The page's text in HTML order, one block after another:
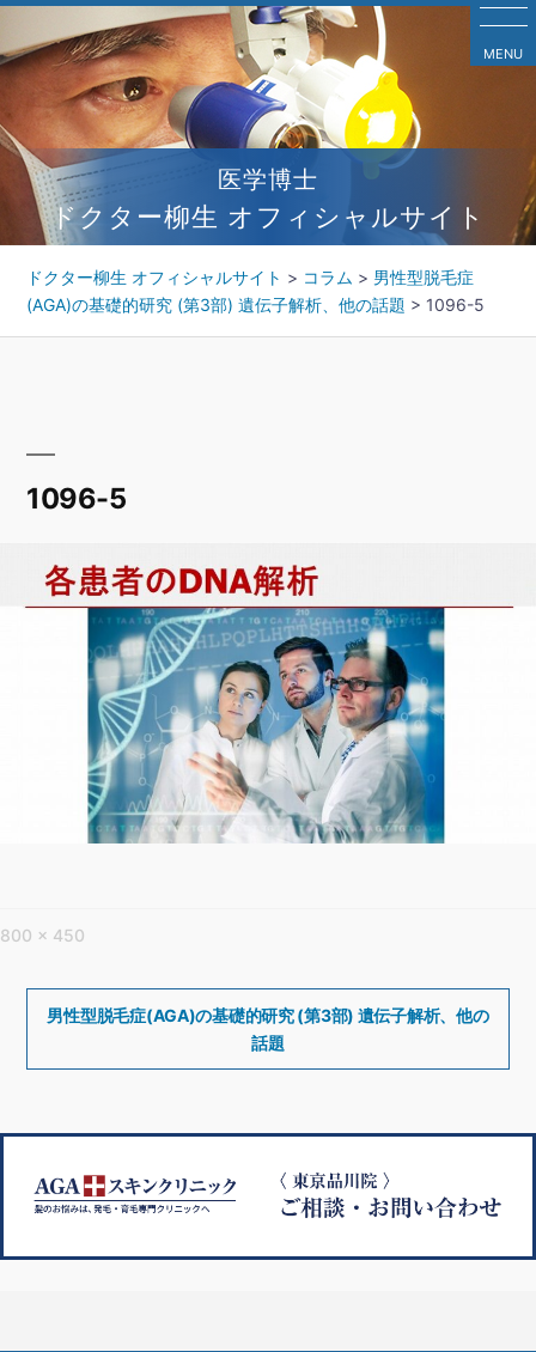
コ
テ
ツ
へ
医学博士
ドクター柳生 オフィシャルサイト
ドクター柳生 オフィシャルサイト > コラム > 男性型脱毛症
(AGA)の基礎的研究 (第3部) 遺伝子解析、他の話題 > 1096-5
1096-5
フ
800 × 450
ョ
男性型脱毛症(AGA)の基礎的研究 (第3部) 遺伝子解析、他の
話題
MENU